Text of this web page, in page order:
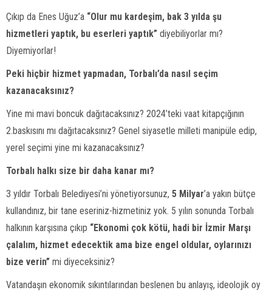
Çıkıp da Enes Uğuz’a “Olur mu kardeşim, bak 3 yılda şu
hizmetleri yaptık, bu eserleri yaptık” diyebiliyorlar mı?
Diyemiyorlar!
Peki hiçbir hizmet yapmadan, Torbalı’da nasıl seçim
kazanacaksınız?
Yine mi mavi boncuk dağıtacaksınız? 2024’teki vaat kitapçığının
2.baskısını mı dağıtacaksınız? Genel siyasetle milleti manipüle edip,
yerel seçimi yine mi kazanacaksınız?
Torbalı halkı size bir daha kanar mı?
3 yıldır Torbalı Belediyesi’ni yönetiyorsunuz, 5 Milyar’a yakın bütçe
kullandınız, bir tane eseriniz-hizmetiniz yok. 5 yılın sonunda Torbalı
halkının karşısına çıkıp “Ekonomi çok kötü, hadi bir İzmir Marşı
çalalım, hizmet edecektik ama bize engel oldular, oylarınızı
bize verin” mi diyeceksiniz?
Vatandaşın ekonomik sıkıntılarından beslenen bu anlayış, ideolojik oy